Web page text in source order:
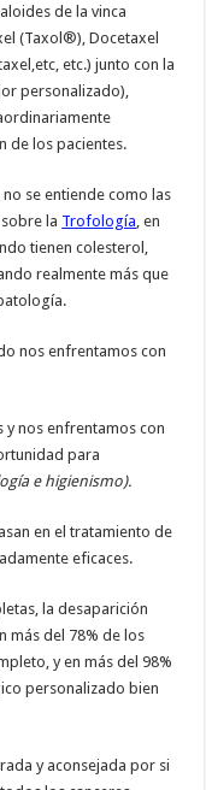
de la vinca
(Taxol®), Docetaxel
etc.) junto con la
personalizado),
de los pacientes.
se entiende como las
la Trofología , en
tienen colesterol,
realmente más que
nos enfrentamos con
nos enfrentamos con
para
e higienismo).
en el tratamiento de
eficaces.
la desaparición
más del 78% de los
y en más del 98%
personalizado bien
y aconsejada por si